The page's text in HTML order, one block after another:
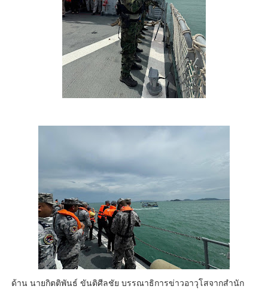
ด้าน นายกิตติพันธ์ ขันติศีลชัย บรรณาธิการข่าวอาวุโสจากสำนัก